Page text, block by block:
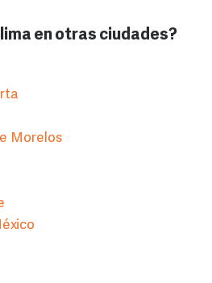
en otras ciudades?
Morelos